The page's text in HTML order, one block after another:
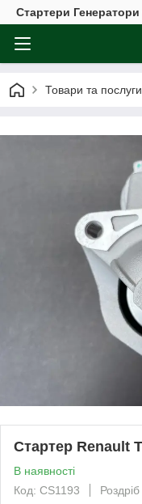
Стартери Генератори
Товари та послуги
Стартер Renault
В наявності
Код: CS1193
Роздріб